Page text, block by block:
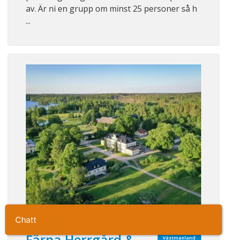
Ta kontakt
av. Är ni en grupp om minst 25 personer så h
...
Västmanland